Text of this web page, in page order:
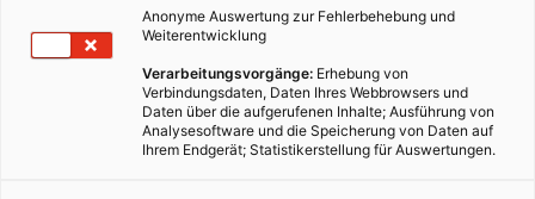
Anonyme Auswertung zur Fehlerbehebung und
Weiterentwicklung
Verarbeitungsvorgänge: Erhebung von
Verbindungsdaten, Daten Ihres Webbrowsers und
Daten über die aufgerufenen Inhalte; Ausführung von
Analysesoftware und die Speicherung von Daten auf
Ihrem Endgerät; Statistikerstellung für Auswertungen.